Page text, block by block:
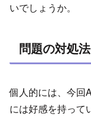
いでしょうか。
問題の対処
個人的には、今回
には好感を持って